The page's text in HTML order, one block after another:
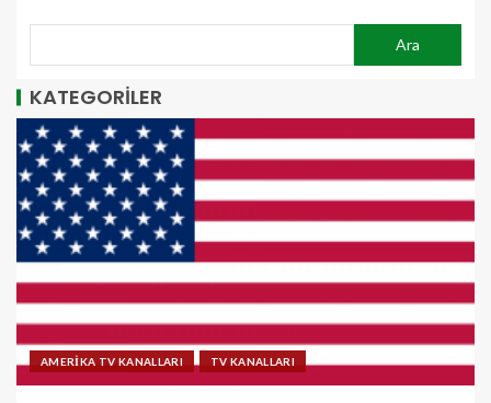
Ara
KATEGORİLER
AMERİKA TV KANALLARI TV KANALLARI